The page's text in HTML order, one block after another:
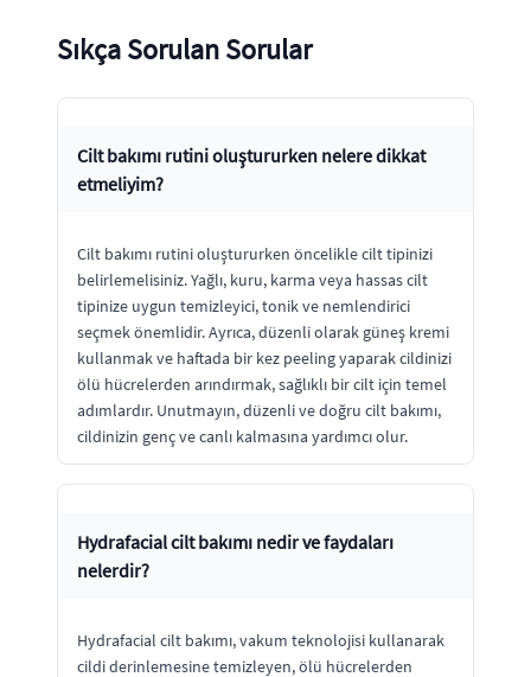
Sıkça Sorulan Sorular
Cilt bakımı rutini oluştururken nelere dikkat
etmeliyim?
Cilt bakımı rutini oluştururken öncelikle cilt tipinizi
belirlemelisiniz. Yağlı, kuru, karma veya hassas cilt
tipinize uygun temizleyici, tonik ve nemlendirici
seçmek önemlidir. Ayrıca, düzenli olarak güneş kremi
kullanmak ve haftada bir kez peeling yaparak cildinizi
ölü hücrelerden arındırmak, sağlıklı bir cilt için temel
adımlardır. Unutmayın, düzenli ve doğru cilt bakımı,
cildinizin genç ve canlı kalmasına yardımcı olur.
Hydrafacial cilt bakımı nedir ve faydaları
nelerdir?
Hydrafacial cilt bakımı, vakum teknolojisi kullanarak
cildi derinlemesine temizleyen, ölü hücrelerden